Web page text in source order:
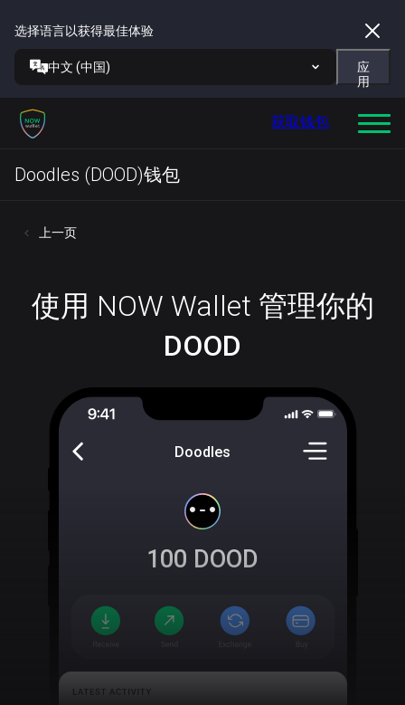
选择语言以获得最佳体验
中文 (中国)
应
用
获取钱包
Doodles (DOOD)钱包
上一页
使用 NOW Wallet 管理你的
DOOD
Doodles
100 DOOD